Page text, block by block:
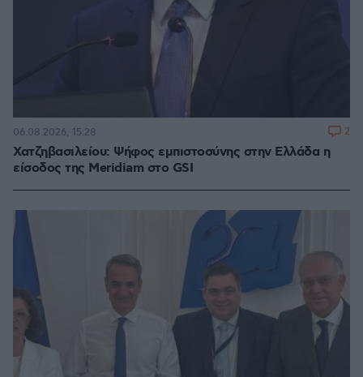
Χατζηβασιλείου: Ψήφος εμπιστοσύνης στην Ελλάδα η
είσοδος της Meridiam στο GSI
06.08.2026, 15:28 2